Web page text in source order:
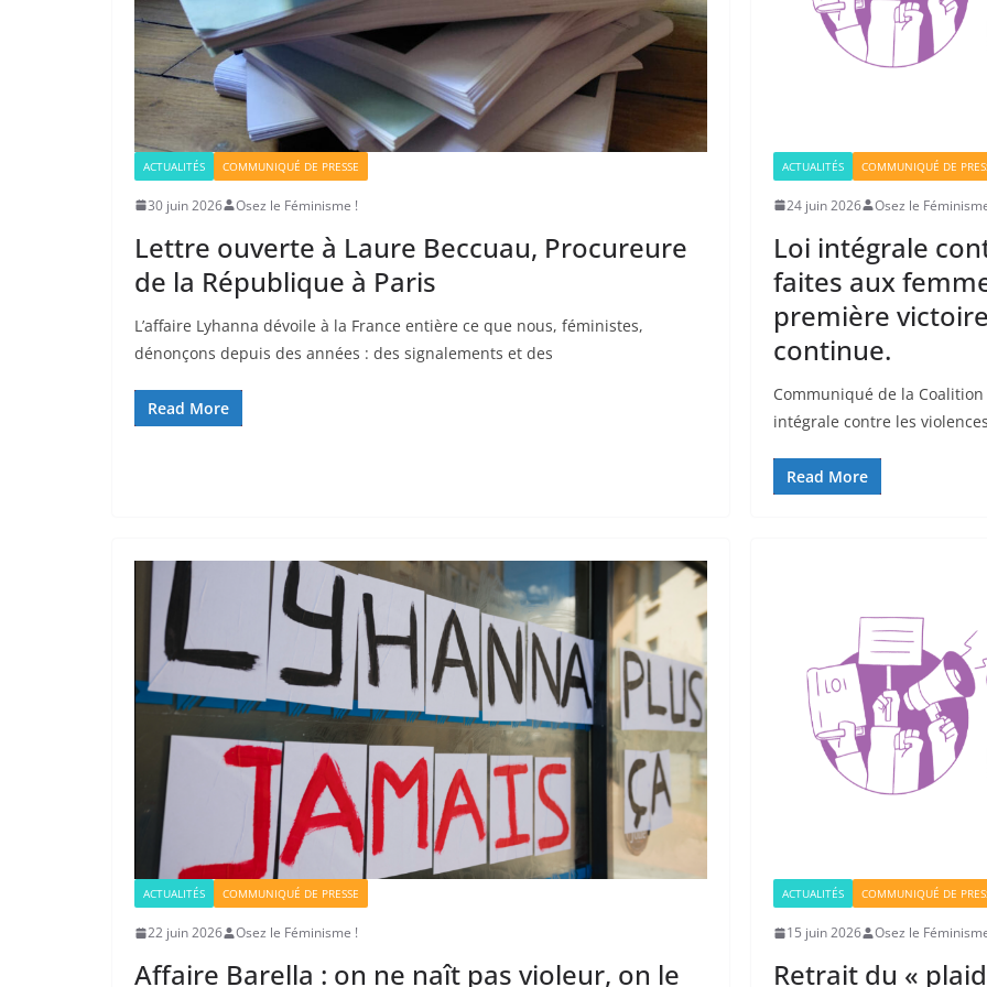
ACTUALITÉS COMMUNIQUÉ DE PRESSE
30 juin 2026 Osez le Féminisme !
Lettre ouverte à Laure Beccuau, Procureure
de la République à Paris
L’affaire Lyhanna dévoile à la France entière ce que nous, féministes,
dénonçons depuis des années : des signalements et des
Read More
ACTUALITÉS COMMUNIQUÉ DE
24 juin 2026 Osez le
Loi intégrale
faites aux
première
continue.
Communiqué de la
intégrale contre les
Read More
ACTUALITÉS COMMUNIQUÉ DE PRESSE
22 juin 2026 Osez le Féminisme !
Affaire Barella : on ne naît pas violeur, on le
ACTUALITÉS COMMUNIQUÉ DE
15 juin 2026 Osez le
Retrait du «